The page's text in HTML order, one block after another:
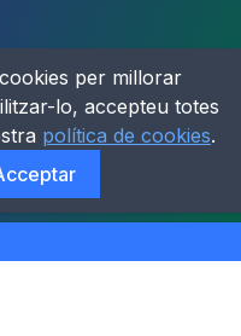
per millorar
lo, accepteu totes
política de cookies.